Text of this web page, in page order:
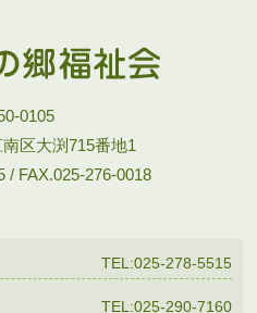
0105
区大渕715番地1
/ FAX.025-276-0018
TEL:025-278-5515
TEL:025-290-7160